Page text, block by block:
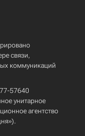
связи,
коммуникаций
57640
унитарное
агентство